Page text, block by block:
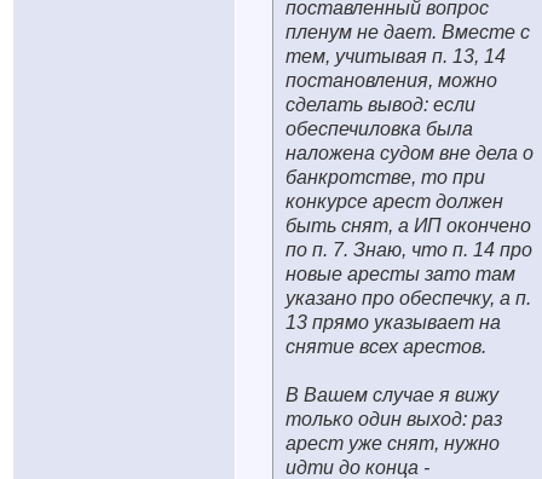
поставленный вопрос
пленум не дает. Вместе с
тем, учитывая п. 13, 14
постановления, можно
сделать вывод: если
обеспечиловка была
наложена судом вне дела о
банкротстве, то при
конкурсе арест должен
быть снят, а ИП окончено
по п. 7. Знаю, что п. 14 про
новые аресты зато там
указано про обеспечку, а п.
13 прямо указывает на
снятие всех арестов.
В Вашем случае я вижу
только один выход: раз
арест уже снят, нужно
идти до конца -